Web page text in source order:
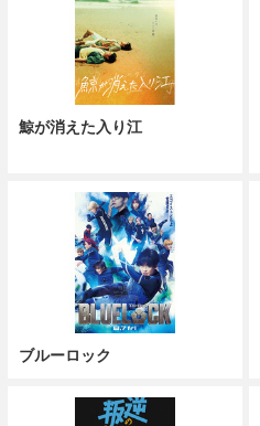
鯨が消えた入り江
ブルーロック